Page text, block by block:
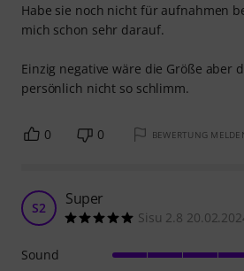
Habe sie noch nicht für aufnahmen
mich schon sehr darauf.
Einzig negative wäre die Größe aber
persönlich nicht so schlimm.
0 0 BEWERTUNG
S2 Super
Sisu 2.8
Sound